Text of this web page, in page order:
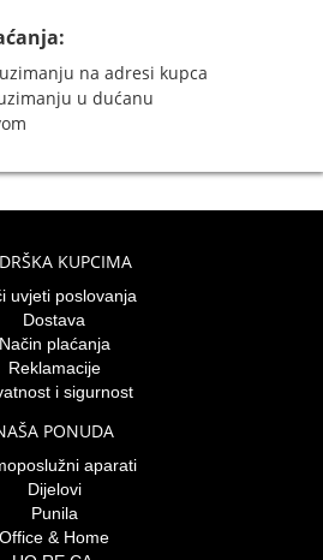
na adresi kupca
u dućanu
KUPCIMA
uvjeti poslovanja
Dostava
Način plaćanja
Reklamacije
i sigurnost
PONUDA
aparati
Dijelovi
Punila
Office & Home